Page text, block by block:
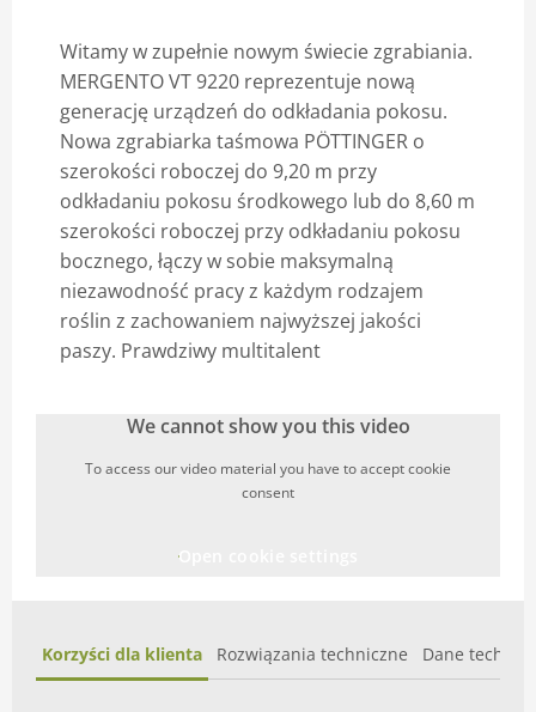
Witamy w zupełnie nowym świecie zgrabiania.
MERGENTO VT 9220 reprezentuje nową
generację urządzeń do odkładania pokosu.
Nowa zgrabiarka taśmowa PÖTTINGER o
szerokości roboczej do 9,20 m przy
odkładaniu pokosu środkowego lub do 8,60 m
szerokości roboczej przy odkładaniu pokosu
bocznego, łączy w sobie maksymalną
niezawodność pracy z każdym rodzajem
roślin z zachowaniem najwyższej jakości
paszy. Prawdziwy multitalent
We cannot show you this video
To access our video material you have to accept cookie
consent
Open cookie settings
Korzyści dla klienta Rozwiązania techniczne Dane